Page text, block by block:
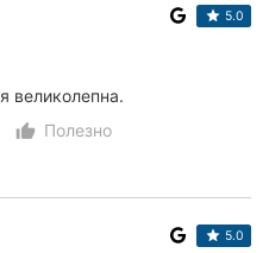
5.0
великолепна.
thumb_up_alt
Полезно
5.0